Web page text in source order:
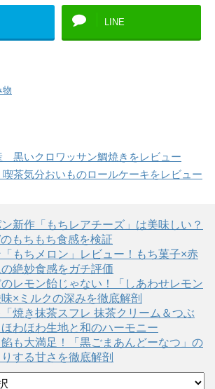
LINE
物
黒いクロワッサン鯛焼きをレビュー
茶気分おいものロールケーキをレビュー
新作「もちレアチーズ」は美味しい？
もちもち食感を検証
「もちメロン」レビュー！もち菓子×赤
絶妙食感をガチ評価
のレモン飴じゃない！「しあわせレモン
×ミルクの深みを徹底解剖
「焼き抹茶スフレ 抹茶クリーム＆つぶ
わほわ生地と和のハーモニー
餡も大満足！「黒ごまあんどーなつ」の
する甘さを徹底解剖